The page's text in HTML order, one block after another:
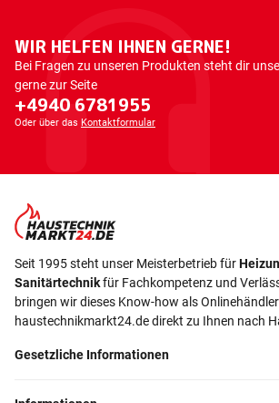
WIR HELFEN IHNEN GERNE!
Bei Fragen zu unseren Produkten steht dir
gerne zur Seite
+4940 6781955
Oder über das Kontaktformular
Seit 1995 steht unser Meisterbetrieb für
Sanitärtechnikfür Fachkompetenz und
bringen wir dieses Know-how als Onlinehändler
haustechnikmarkt24.de direkt zu Ihnen nach
Gesetzliche Informationen